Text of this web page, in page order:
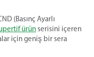
(Basınç Ayarlı
ürünserisini içeren
için geniş bir sera